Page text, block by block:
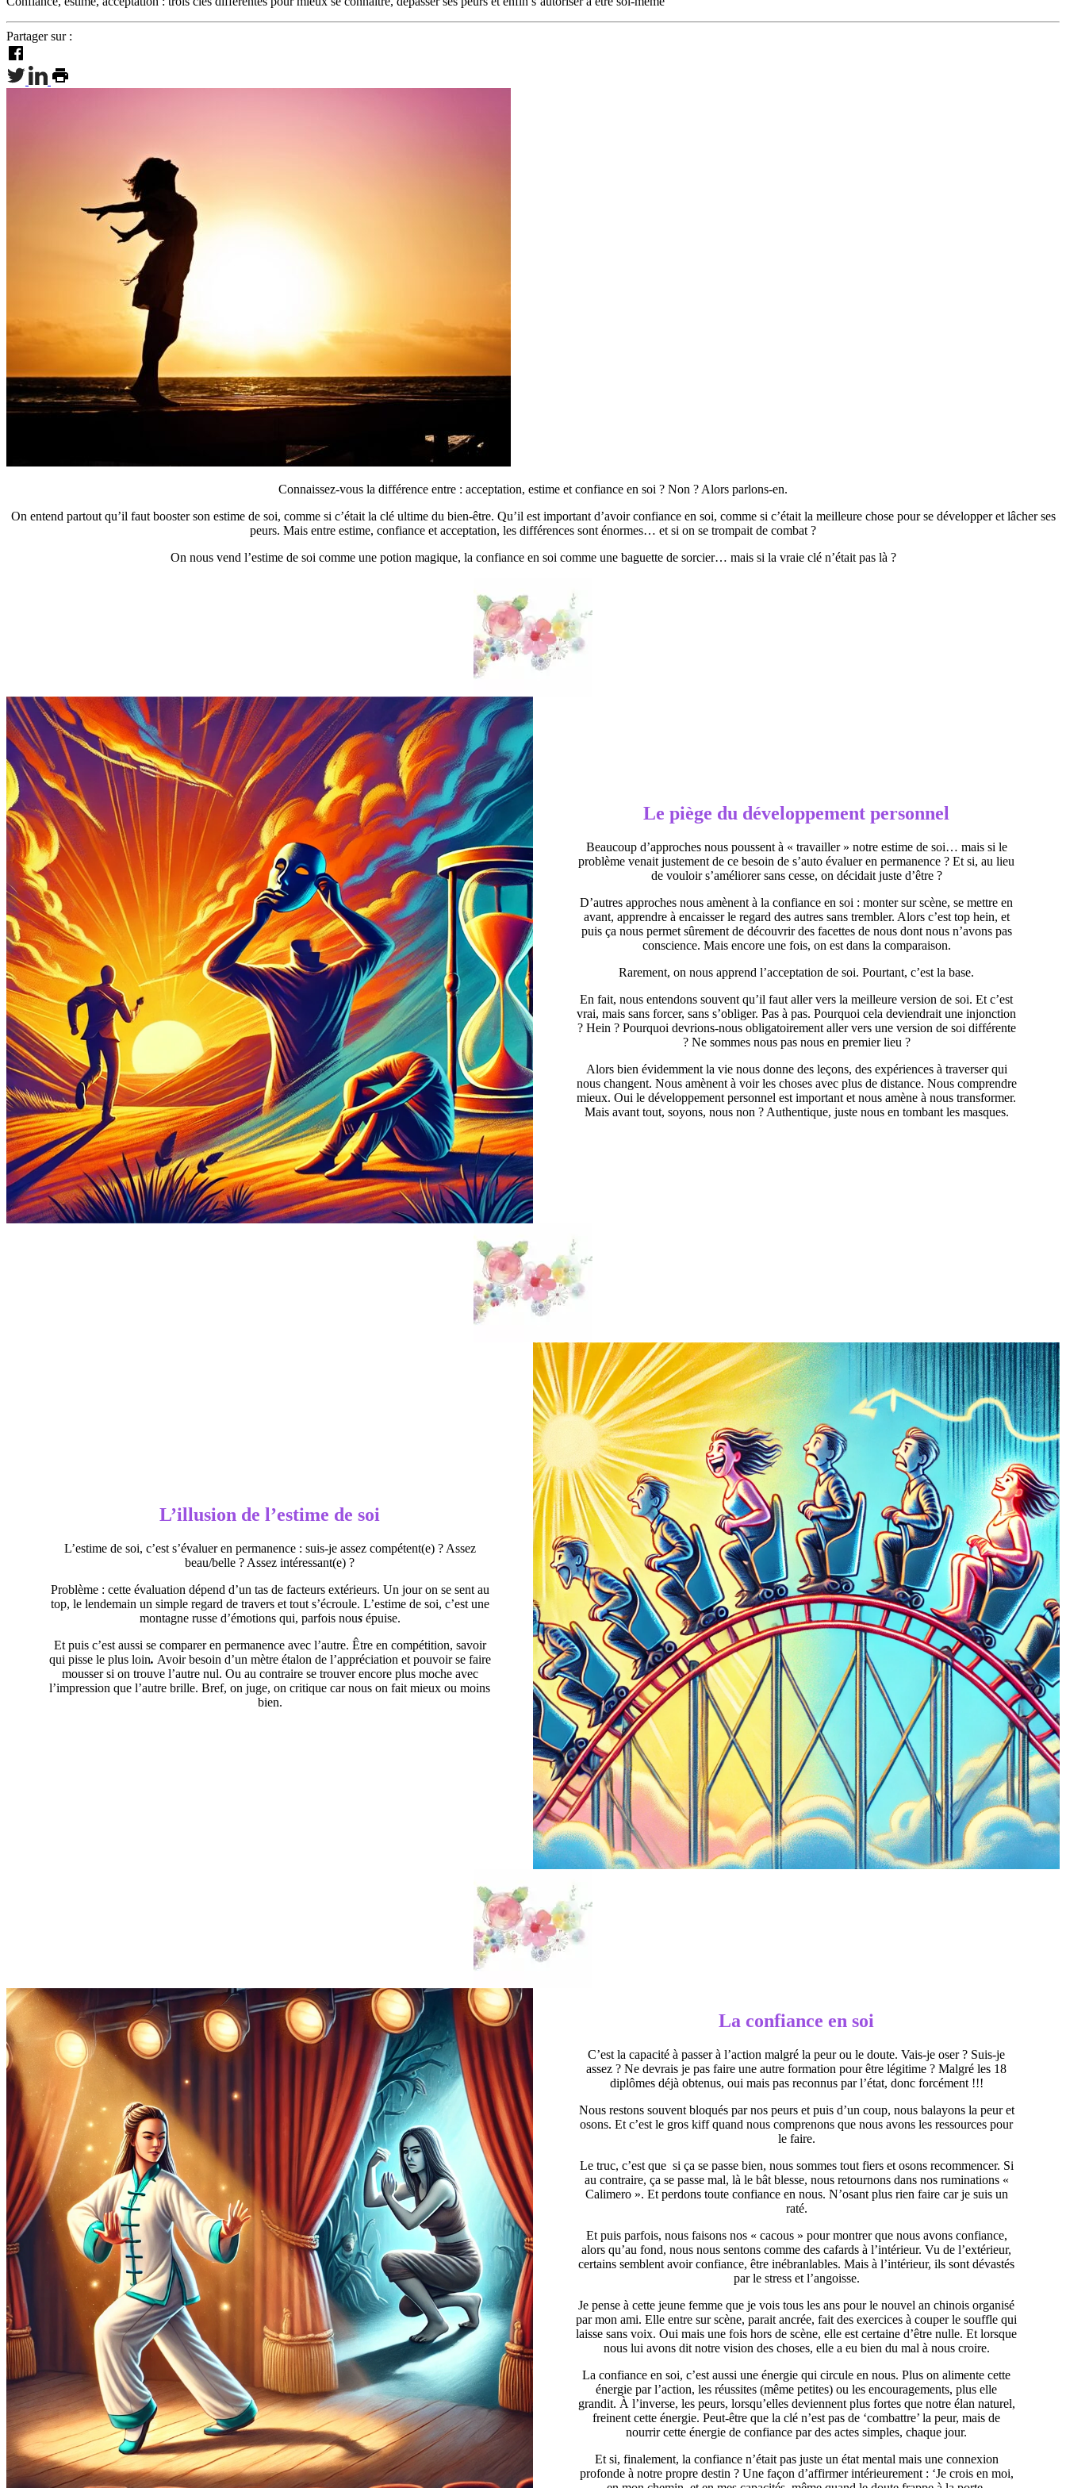
Partager sur :
Connaissez-vous la différence entre : acceptation, estime et confiance en soi ? Non ? Alors parlons-en.
On entend partout qu’il faut booster son estime de soi, comme si c’était la clé ultime du bien-être. Qu’il est important d’avoir confiance en soi, comme si c’était la meilleure chose pour se développer et lâcher ses
peurs. Mais entre estime, confiance et acceptation, les différences sont énormes… et si on se trompait de combat ?
On nous vend l’estime de soi comme une potion magique, la confiance en soi comme une baguette de sorcier… mais si la vraie clé n’était pas là ?
Le piège du développement personnel
Beaucoup d’approches nous poussent à « travailler » notre estime de soi… mais si le
problème venait justement de ce besoin de s’auto évaluer en permanence ? Et si, au lieu
de vouloir s’améliorer sans cesse, on décidait juste d’être ?
D’autres approches nous amènent à la confiance en soi : monter sur scène, se mettre en
avant, apprendre à encaisser le regard des autres sans trembler. Alors c’est top hein, et
puis ça nous permet sûrement de découvrir des facettes de nous dont nous n’avons pas
conscience. Mais encore une fois, on est dans la comparaison.
Rarement, on nous apprend l’acceptation de soi. Pourtant, c’est la base.
En fait, nous entendons souvent qu’il faut aller vers la meilleure version de soi. Et c’est
vrai, mais sans forcer, sans s’obliger. Pas à pas. Pourquoi cela deviendrait une injonction
? Hein ? Pourquoi devrions-nous obligatoirement aller vers une version de soi différente
? Ne sommes nous pas nous en premier lieu ?
Alors bien évidemment la vie nous donne des leçons, des expériences à traverser qui
nous changent. Nous amènent à voir les choses avec plus de distance. Nous comprendre
mieux. Oui le développement personnel est important et nous amène à nous transformer.
Mais avant tout, soyons, nous non ? Authentique, juste nous en tombant les masques.
L’illusion de l’estime de soi
L’estime de soi, c’est s’évaluer en permanence : suis-je assez compétent(e) ? Assez
beau/belle ? Assez intéressant(e) ?
Problème : cette évaluation dépend d’un tas de facteurs extérieurs. Un jour on se sent au
top, le lendemain un simple regard de travers et tout s’écroule. L’estime de soi, c’est une
montagne russe d’émotions qui, parfois nous épuise.
Et puis c’est aussi se comparer en permanence avec l’autre. Être en compétition, savoir
qui pisse le plus loin. Avoir besoin d’un mètre étalon de l’appréciation et pouvoir se faire
mousser si on trouve l’autre nul. Ou au contraire se trouver encore plus moche avec
l’impression que l’autre brille. Bref, on juge, on critique car nous on fait mieux ou moins
bien.
La confiance en soi
C’est la capacité à passer à l’action malgré la peur ou le doute. Vais-je oser ? Suis-je
assez ? Ne devrais je pas faire une autre formation pour être légitime ? Malgré les 18
diplômes déjà obtenus, oui mais pas reconnus par l’état, donc forcément !!!
Nous restons souvent bloqués par nos peurs et puis d’un coup, nous balayons la peur et
osons. Et c’est le gros kiff quand nous comprenons que nous avons les ressources pour
le faire.
Le truc, c’est que si ça se passe bien, nous sommes tout fiers et osons recommencer. Si
au contraire, ça se passe mal, là le bât blesse, nous retournons dans nos ruminations «
Calimero ». Et perdons toute confiance en nous. N’osant plus rien faire car je suis un
raté.
Et puis parfois, nous faisons nos « cacous » pour montrer que nous avons confiance,
alors qu’au fond, nous nous sentons comme des cafards à l’intérieur. Vu de l’extérieur,
certains semblent avoir confiance, être inébranlables. Mais à l’intérieur, ils sont dévastés
par le stress et l’angoisse.
Je pense à cette jeune femme que je vois tous les ans pour le nouvel an chinois organisé
par mon ami. Elle entre sur scène, parait ancrée, fait des exercices à couper le souffle qui
laisse sans voix. Oui mais une fois hors de scène, elle est certaine d’être nulle. Et lorsque
nous lui avons dit notre vision des choses, elle a eu bien du mal à nous croire.
La confiance en soi, c’est aussi une énergie qui circule en nous. Plus on alimente cette
énergie par l’action, les réussites (même petites) ou les encouragements, plus elle
grandit. À l’inverse, les peurs, lorsqu’elles deviennent plus fortes que notre élan naturel,
freinent cette énergie. Peut-être que la clé n’est pas de ‘combattre’ la peur, mais de
nourrir cette énergie de confiance par des actes simples, chaque jour.
Et si, finalement, la confiance n’était pas juste un état mental mais une connexion
profonde à notre propre destin ? Une façon d’affirmer intérieurement : ‘Je crois en moi,